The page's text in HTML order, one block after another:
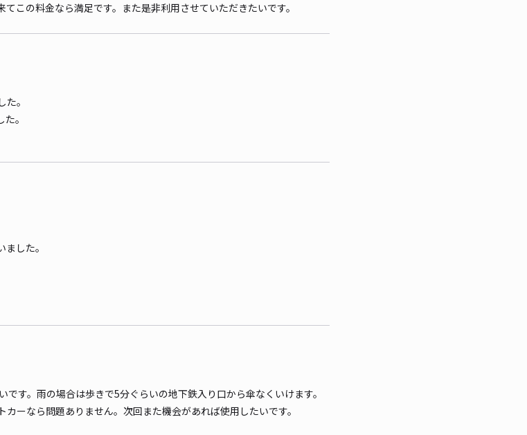
この料金なら満足です。また是非利用させていただきたいです。
。
。
した。
す。雨の場合は歩きで5分ぐらいの地下鉄入り口から傘なくいけます。
ーなら問題ありません。次回また機会があれば使用したいです。